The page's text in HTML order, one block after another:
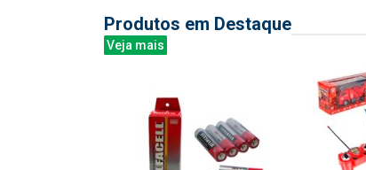
Produtos em Destaque
Veja mais